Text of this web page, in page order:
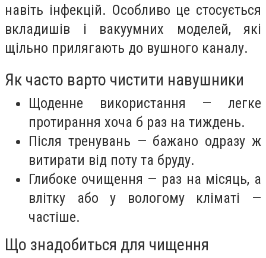
навіть інфекцій. Особливо це стосується
вкладишів і вакуумних моделей, які
щільно прилягають до вушного каналу.
Як часто варто чистити навушники
Щоденне використання — легке
протирання хоча б раз на тиждень.
Після тренувань — бажано одразу ж
витирати від поту та бруду.
Глибоке очищення — раз на місяць, а
влітку або у вологому кліматі —
частіше.
Що знадобиться для чищення